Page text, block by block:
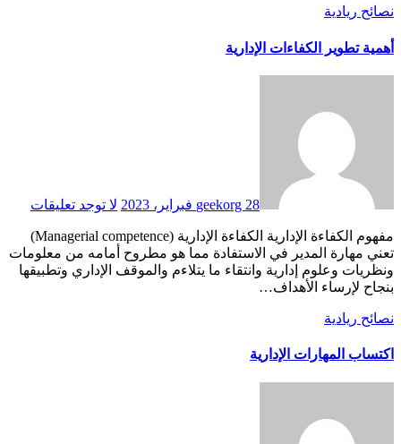
نصائح ريادية
أهمية تطوير الكفاءات الإدارية
geekorg 28 فبراير، 2023 لا توجد تعليقات
مفهوم الكفاءة الإدارية الكفاءة الإدارية (Managerial competence)
تعني مهارة المدير في الاستفادة مما هو مطروح أمامه من معلومات
ونظريات وعلوم إدارية وانتقاء ما يتلاءم والموقف الإداري وتطبيقها
بنجاح لإرساء الأهداف…
نصائح ريادية
اكتساب المهارات الإدارية